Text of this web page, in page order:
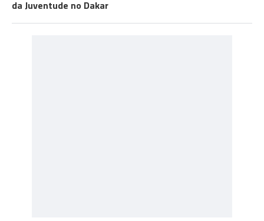
da Juventude no Dakar